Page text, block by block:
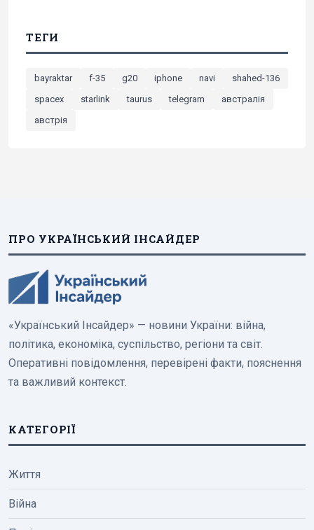
ТЕГИ
bayraktar f-35 g20 iphone navi
shahed-136
spacex
starlink taurus telegram
австралія
австрія
ПРО УКРАЇНСЬКИЙ ІНСАЙДЕР
«Український Інсайдер» — новини України: війна,
політика, економіка, суспільство, регіони та світ.
Оперативні повідомлення, перевірені факти, пояснення
та важливий контекст.
КАТЕГОРІЇ
Життя
Війна